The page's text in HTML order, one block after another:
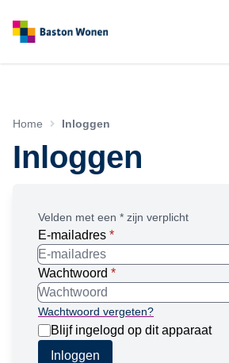
Home Inloggen
Inloggen
Velden met een * zijn verplicht
E-mailadres *
Wachtwoord *
Wachtwoord vergeten?
Blijf ingelogd op dit apparaat
Inloggen